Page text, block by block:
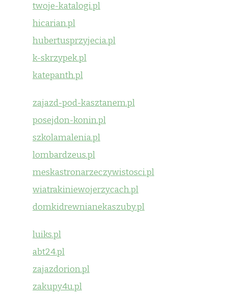
twoje-katalogi.pl
hicarian.pl
hubertusprzyjecia.pl
k-skrzypek.pl
katepanth.pl
zajazd-pod-kasztanem.pl
posejdon-konin.pl
szkolamalenia.pl
lombardzeus.pl
meskastronarzeczywistosci.pl
wiatrakiniewojerzycach.pl
domkidrewnianekaszuby.pl
luiks.pl
abt24.pl
zajazdorion.pl
zakupy4u.pl